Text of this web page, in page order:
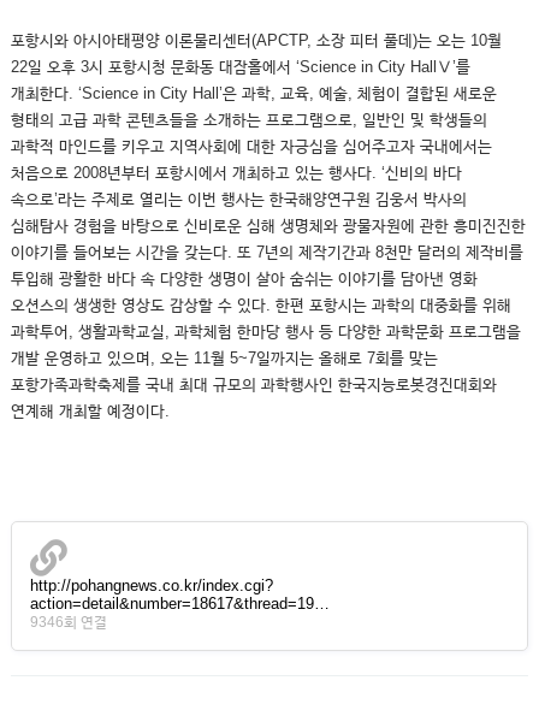
포항시와 아시아태평양 이론물리센터(APCTP, 소장 피터 풀데)는 오는 10월
22일 오후 3시 포항시청 문화동 대잠홀에서 ‘Science in City HallⅤ’를
개최한다. ‘Science in City Hall’은 과학, 교육, 예술, 체험이 결합된 새로운
형태의 고급 과학 콘텐츠들을 소개하는 프로그램으로, 일반인 및 학생들의
과학적 마인드를 키우고 지역사회에 대한 자긍심을 심어주고자 국내에서는
처음으로 2008년부터 포항시에서 개최하고 있는 행사다. ‘신비의 바다
속으로’라는 주제로 열리는 이번 행사는 한국해양연구원 김웅서 박사의
심해탐사 경험을 바탕으로 신비로운 심해 생명체와 광물자원에 관한 흥미진진한
이야기를 들어보는 시간을 갖는다. 또 7년의 제작기간과 8천만 달러의 제작비를
투입해 광활한 바다 속 다양한 생명이 살아 숨쉬는 이야기를 담아낸 영화
오션스의 생생한 영상도 감상할 수 있다. 한편 포항시는 과학의 대중화를 위해
과학투어, 생활과학교실, 과학체험 한마당 행사 등 다양한 과학문화 프로그램을
개발 운영하고 있으며, 오는 11월 5~7일까지는 올해로 7회를 맞는
포항가족과학축제를 국내 최대 규모의 과학행사인 한국지능로봇경진대회와
연계해 개최할 예정이다.
http://pohangnews.co.kr/index.cgi?
action=detail&number=18617&thread=19…
9346회 연결